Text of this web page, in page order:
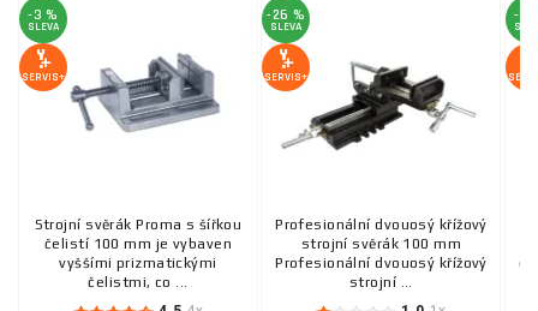
-3 %
SLEVA
SERVIS+
Strojní svěrák Proma s šířkou
čelistí 100 mm je vybaven
vyššími prizmatickými
čelistmi, co ...
-26 %
SLEVA
SERVIS+
Profesionální dvouosý křížový
strojní svěrák 100 mm
Profesionální dvouosý křížový
strojní ...
-3